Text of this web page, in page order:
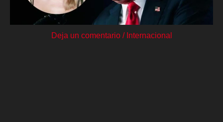
Deja un comentario / Internacional